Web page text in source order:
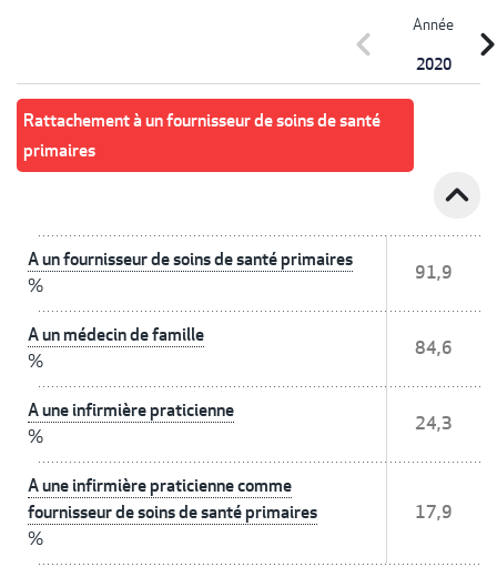
Année
2020
chevron_left
Rattachement à un fournisseur de soins de santé
primaires
expand_less
A un fournisseur de soins de santé primaires
%
91,9
A un médecin de famille
%
84,6
A une infirmière praticienne
%
24,3
A une infirmière praticienne comme
fournisseur de soins de santé primaires
%
17,9